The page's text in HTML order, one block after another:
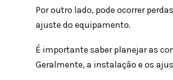
Por outro lado, pode ocorrer
ajuste do equipamento.
É importante saber planejar as
Geralmente, a instalação e os